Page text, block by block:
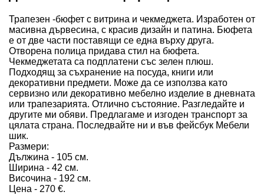
Трапезен -бюфет с витрина и чекмеджета. Изработен от
масивна дървесина, с красив дизайн и патина. Бюфета
е от две части поставящи се една върху друга.
Отворена полица придава стил на бюфета.
Чекмеджетата са подплатени със зелен плюш.
Подходящ за съхранение на посуда, книги или
декоративни предмети. Може да се използва като
сервизно или декоративно мебелно изделие в дневната
или трапезарията. Отлично състояние. Разгледайте и
другите ми обяви. Предлагаме и изгоден транспорт за
цялата страна. Последвайте ни и във фейсбук Мебели
шик.
Размери:
Дължина - 105 см.
Ширина - 42 см.
Височина - 192 см.
Цена - 270 €.